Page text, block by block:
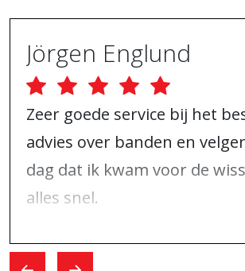
Jörgen Englund
Zeer goede service bij het
advies over banden en
dag dat ik kwam voor de
alles snel.